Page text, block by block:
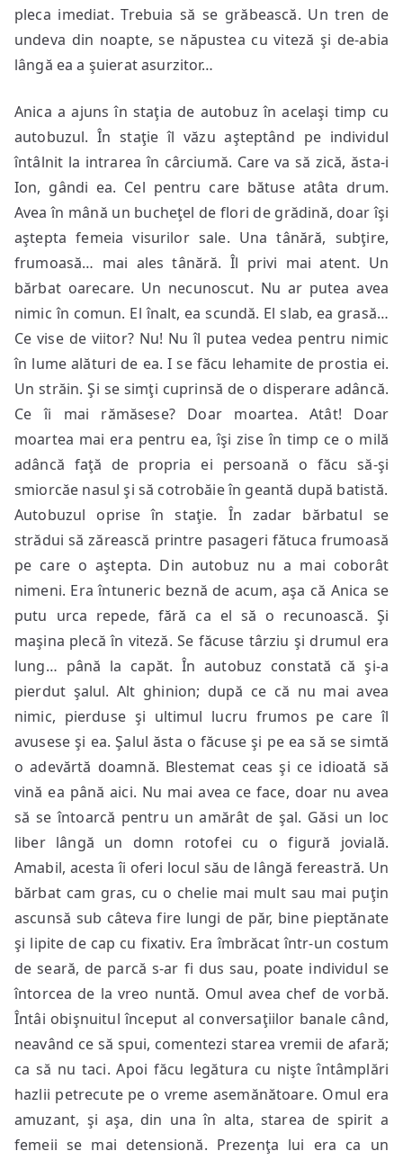
pleca imediat. Trebuia să se grăbească. Un tren de
undeva din noapte, se năpustea cu viteză şi de-abia
lângă ea a şuierat asurzitor…
Anica a ajuns în staţia de autobuz în acelaşi timp cu
autobuzul. În staţie îl văzu aşteptând pe individul
întâlnit la intrarea în cârciumă. Care va să zică, ăsta-i
Ion, gândi ea. Cel pentru care bătuse atâta drum.
Avea în mână un bucheţel de flori de grădină, doar îşi
aştepta femeia visurilor sale. Una tânără, subţire,
frumoasă… mai ales tânără. Îl privi mai atent. Un
bărbat oarecare. Un necunoscut. Nu ar putea avea
nimic în comun. El înalt, ea scundă. El slab, ea grasă…
Ce vise de viitor? Nu! Nu îl putea vedea pentru nimic
în lume alături de ea. I se făcu lehamite de prostia ei.
Un străin. Şi se simţi cuprinsă de o disperare adâncă.
Ce îi mai rămăsese? Doar moartea. Atât! Doar
moartea mai era pentru ea, îşi zise în timp ce o milă
adâncă faţă de propria ei persoană o făcu să-şi
smiorcăe nasul şi să cotrobăie în geantă după batistă.
Autobuzul oprise în staţie. În zadar bărbatul se
strădui să zărească printre pasageri fătuca frumoasă
pe care o aştepta. Din autobuz nu a mai coborât
nimeni. Era întuneric beznă de acum, aşa că Anica se
putu urca repede, fără ca el să o recunoască. Şi
maşina plecă în viteză. Se făcuse târziu şi drumul era
lung… până la capăt. În autobuz constată că şi-a
pierdut şalul. Alt ghinion; după ce că nu mai avea
nimic, pierduse şi ultimul lucru frumos pe care îl
avusese şi ea. Şalul ăsta o făcuse şi pe ea să se simtă
o adevărtă doamnă. Blestemat ceas şi ce idioată să
vină ea până aici. Nu mai avea ce face, doar nu avea
să se întoarcă pentru un amărât de şal. Găsi un loc
liber lângă un domn rotofei cu o figură jovială.
Amabil, acesta îi oferi locul său de lângă fereastră. Un
bărbat cam gras, cu o chelie mai mult sau mai puţin
ascunsă sub câteva fire lungi de păr, bine pieptănate
şi lipite de cap cu fixativ. Era îmbrăcat într-un costum
de seară, de parcă s-ar fi dus sau, poate individul se
întorcea de la vreo nuntă. Omul avea chef de vorbă.
Întâi obişnuitul început al conversaţiilor banale când,
neavând ce să spui, comentezi starea vremii de afară;
ca să nu taci. Apoi făcu legătura cu nişte întâmplări
hazlii petrecute pe o vreme asemănătoare. Omul era
amuzant, şi aşa, din una în alta, starea de spirit a
femeii se mai detensionă. Prezenţa lui era ca un